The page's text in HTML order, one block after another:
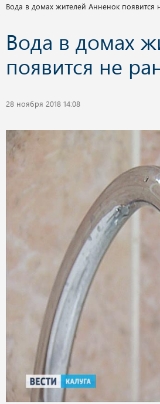
Вода в домах жителей Анненок появится
Вода в домах
появится не
28 ноября 2018 14:08